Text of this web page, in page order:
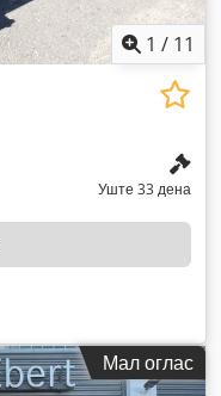
1 / 11
Уште 33 дена
Мал оглас